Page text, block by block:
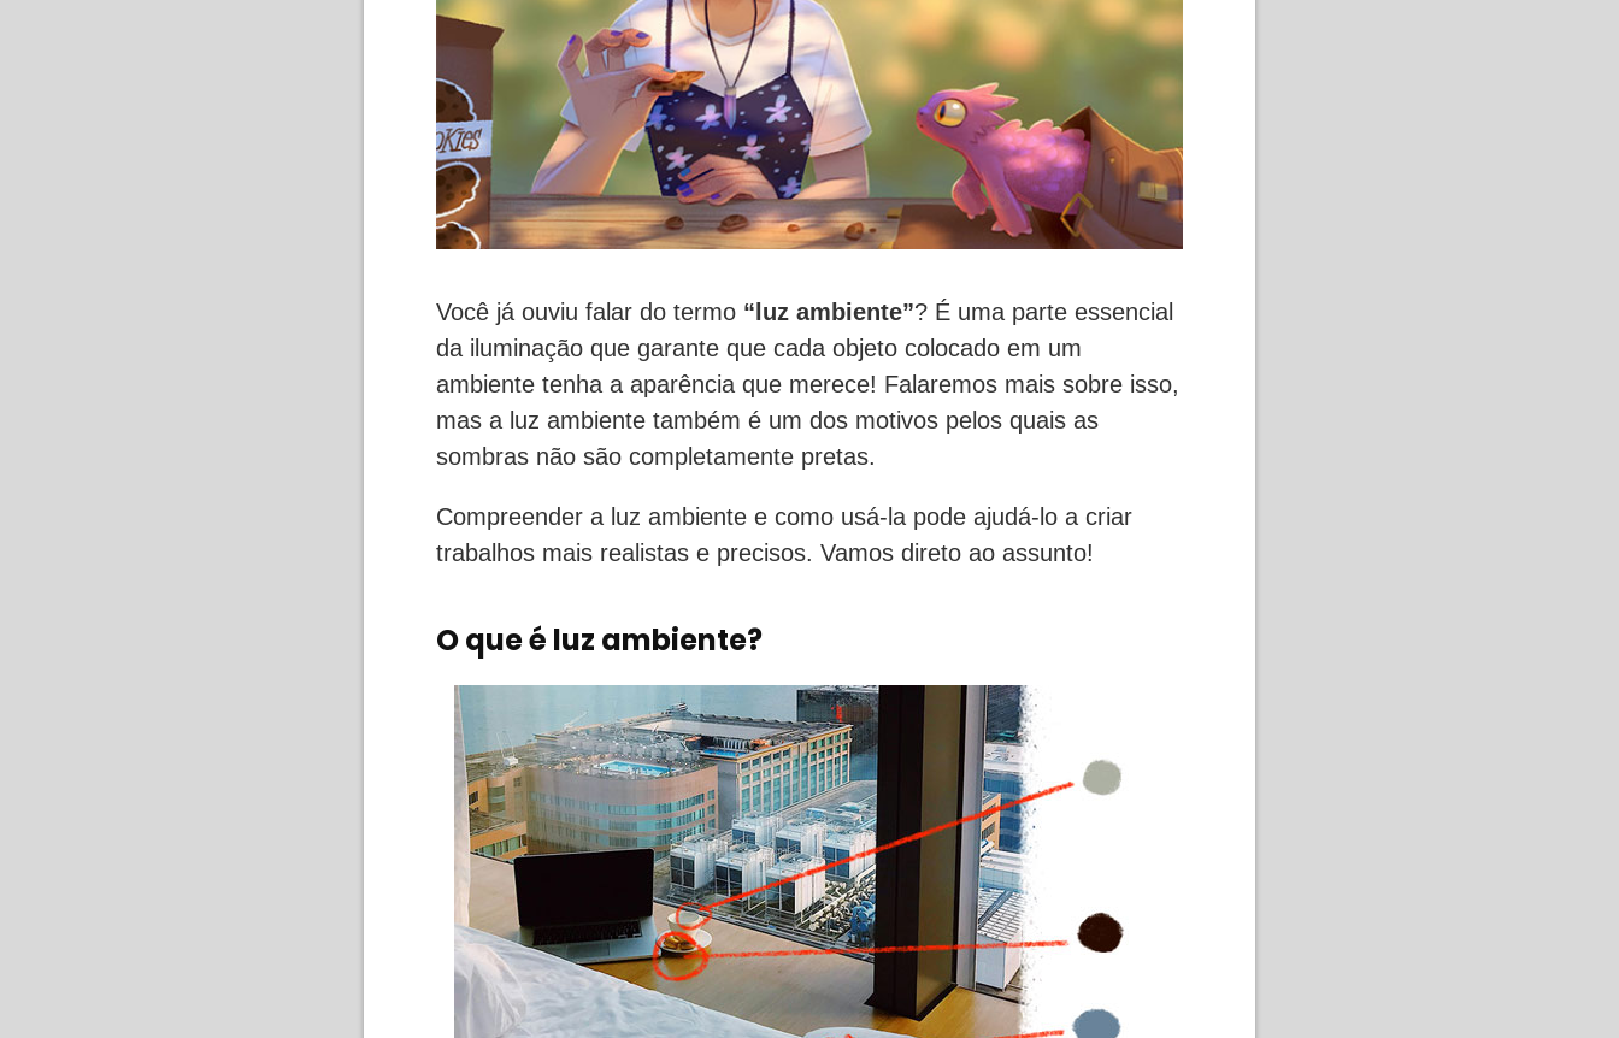
Você já ouviu falar do termo “luz ambiente”? É uma parte essencial
da iluminação que garante que cada objeto colocado em um
ambiente tenha a aparência que merece! Falaremos mais sobre isso,
mas a luz ambiente também é um dos motivos pelos quais as
sombras não são completamente pretas.
Compreender a luz ambiente e como usá-la pode ajudá-lo a criar
trabalhos mais realistas e precisos. Vamos direto ao assunto!
O que é luz ambiente?